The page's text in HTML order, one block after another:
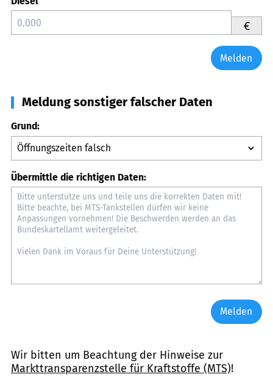
€
Melden
Meldung sonstiger falscher Daten
Grund:
Übermittle die richtigen Daten:
Melden
Wir bitten um Beachtung der Hinweise zur
Markttransparenzstelle für Kraftstoffe (MTS)!